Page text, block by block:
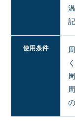
使用条件